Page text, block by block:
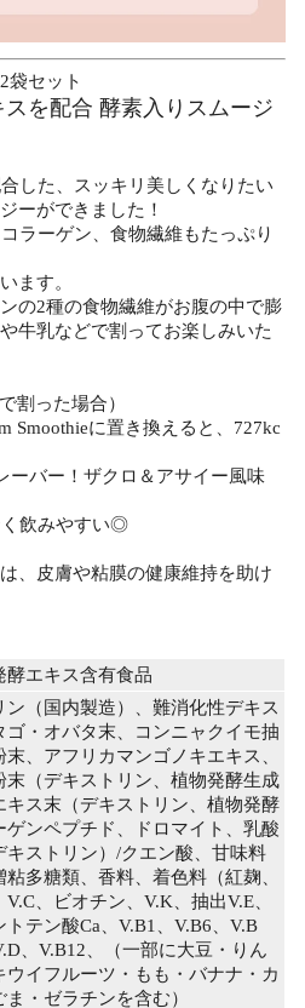
袋セット
を配合 酵素入りスムージ
した、スッキリ美しくなりたい
ーができました！
ラーゲン、食物繊維もたっぷり
ます。
の2種の食物繊維がお腹の中で膨
牛乳などで割ってお楽しみいた
割った場合）
Smoothieに置き換えると、727kc
ーバー！ザクロ＆アサイー風味
く飲みやすい◎
、皮膚や粘膜の健康維持を助け
酵エキス含有食品
ン（国内製造）、難消化性デキス
ゴ・オバタ末、コンニャクイモ抽
、アフリカマンゴノキエキス、
末（デキストリン、植物発酵生成
キス末（デキストリン、植物発酵
ゲンペプチド、ドロマイト、乳酸
キストリン）/クエン酸、甘味料
粘多糖類、香料、着色料（紅麹、
、ビオチン、V.K、抽出V.E、
テン酸Ca、V.B1、V.B6、V.B
、V.B12、（一部に大豆・りん
ウイフルーツ・もも・バナナ・カ
・ゼラチンを含む）